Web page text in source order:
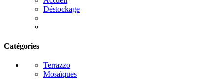
Déstockage
Catégories
Terrazzo
Mosaïques